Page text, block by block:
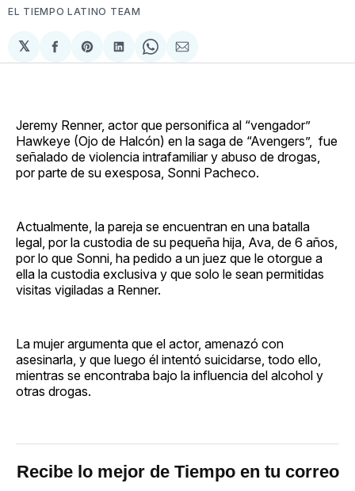
EL TIEMPO LATINO TEAM
𝕏
Compartir
en
Share
on
Compartir
en
Share
on
Compartir
via
Jeremy Renner, actor que personifica al “vengador”
Hawkeye (Ojo de Halcón) en la saga de “Avengers”, fue
señalado de violencia intrafamiliar y abuso de drogas,
por parte de su exesposa, Sonni Pacheco.
Actualmente, la pareja se encuentran en una batalla
legal, por la custodia de su pequeña hija, Ava, de 6 años,
por lo que Sonni, ha pedido a un juez que le otorgue a
ella la custodia exclusiva y que solo le sean permitidas
visitas vigiladas a Renner.
La mujer argumenta que el actor, amenazó con
asesinarla, y que luego él intentó suicidarse, todo ello,
mientras se encontraba bajo la influencia del alcohol y
otras drogas.
Recibe lo mejor de Tiempo en tu correo